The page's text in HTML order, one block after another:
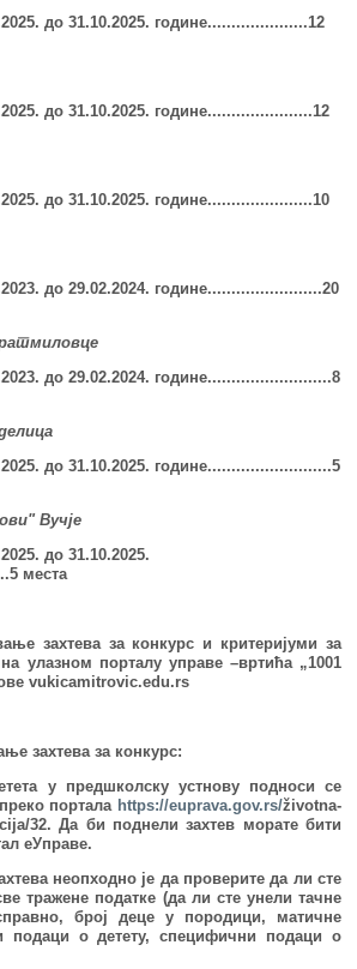
5. до 31.10.2025. године.....................12
5. до 31.10.2025. године......................12
5. до 31.10.2025. године......................10
3. до 29.02.2024. године........................20
3. до 29.02.2024. године..........................8
5. до 31.10.2025. године..........................5
Вучје
5. до 31.10.2025.
места
захтева за конкурс и критеријуми за
улазном порталу управе –вртићa „1001
vukicamitrovic.edu.rs
захтева за конкурс:
у предшколску устнову подноси се
портала https://euprava.gov.rs/životna-
32. Да би поднели захтев морате бити
еУправе.
неопходно је да проверите да ли сте
тражене податке (да ли сте унели тачне
број деце у породици, матичне
подаци о детету, специфични подаци о